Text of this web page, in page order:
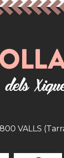
VALLS